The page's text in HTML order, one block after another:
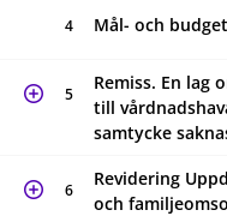
4 Mål- och
5
Remiss. En lag
till
samtycke
6
Revidering
och